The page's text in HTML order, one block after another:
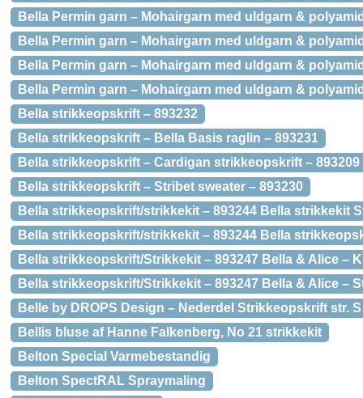
Bella Permin garn – Mohairgarn med uldgarn &
Bella Permin garn – Mohairgarn med uldgarn &
Bella Permin garn – Mohairgarn med uldgarn &
Bella Permin garn – Mohairgarn med uldgarn &
Bella strikkeopskrift – 893232
Bella strikkeopskrift – Bella Basis raglin – 893231
Bella strikkeopskrift – Cardigan strikkeopskrift – 893209
Bella strikkeopskrift – Stribet sweater – 893230
Bella strikkeopskrift/strikkekit – 893244 Bella strikkekit
Bella strikkeopskrift/strikkekit – 893244 Bella
Bella strikkeopskrift/Strikkekit – 893247 Bella & Alice –
Bella strikkeopskrift/Strikkekit – 893247 Bella & Alice –
Belle by DROPS Design – Nederdel Strikkeopskrift str.
Bellis bluse af Hanne Falkenberg, No 21 strikkekit
Belton Special Varmebestandig
Belton SpectRAL Spraymaling